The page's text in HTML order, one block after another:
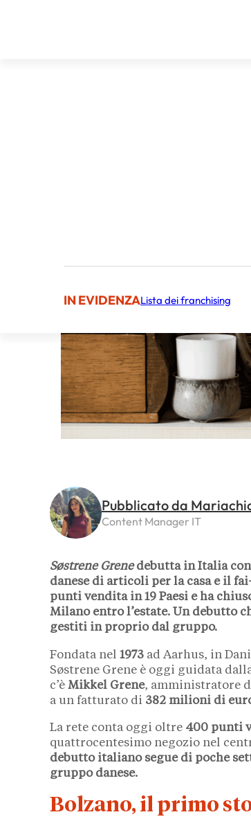
IN EVIDENZALista dei franchising
Pubblicato da
Content Manager IT
Søstrene Grenedebutta in Italia con
danese di articoli per la casa e il
punti vendita in 19 Paesi e ha
Milano entro l’estate. Un debutto
gestiti in proprio dal gruppo.
Fondata nel 1973 ad Aarhus, in
Søstrene Grene è oggi guidata
c’è Mikkel Grene, amministratore
a un fatturato di 382 milioni di
La rete conta oggi oltre 400 punti
quattrocentesimo negozio nel
debutto italiano segue di poche
gruppo danese.
Bolzano, il primo